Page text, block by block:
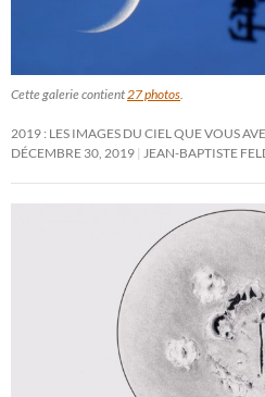
Cette galerie contient 27 photos
2019 : LES IMAGES DU CIEL QUE VOUS
DÉCEMBRE 30, 2019
JEAN-BAPTISTE